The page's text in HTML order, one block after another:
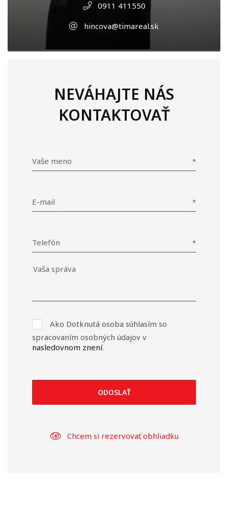
0911 411550
hincova@timareal.sk
NEVÁHAJTE NÁS
KONTAKTOVAŤ
Vaše meno
E-mail
Telefón
Ako Dotknutá osoba súhlasím so
spracovaním osobných údajov v
nasledovnom znení.
ODOSLAŤ
Chcem si rezervovať obhliadku